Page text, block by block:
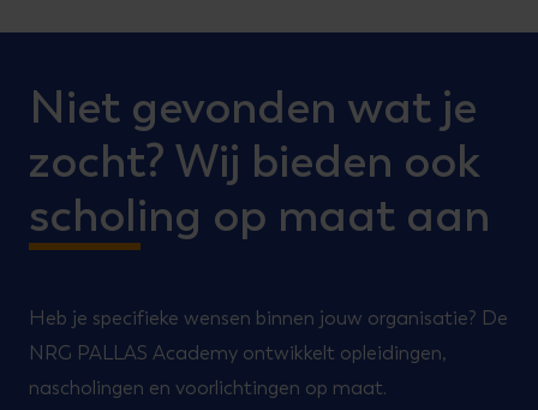
Niet gevonden wat je
zocht? Wij bieden ook
scholing op maat aan
Heb je specifieke wensen binnen jouw organisatie? De
NRG PALLAS Academy ontwikkelt opleidingen,
nascholingen en voorlichtingen op maat.